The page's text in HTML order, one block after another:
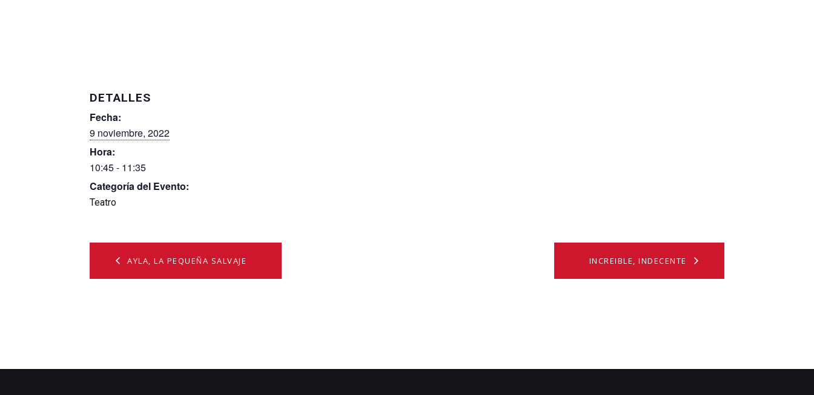
DETALLES
Fecha:
9 noviembre, 2022
Hora:
10:45 - 11:35
Categoría del Evento:
Teatro
AYLA, LA PEQUEÑA SALVAJE INCREIBLE, INDECENTE